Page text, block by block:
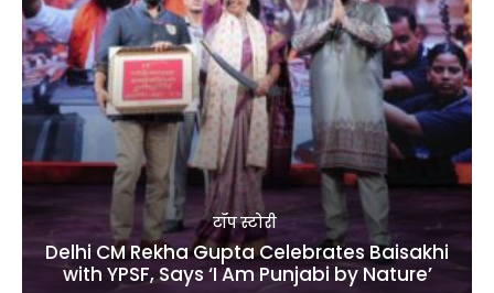
टॉप स्टोरी
Delhi CM Rekha Gupta Celebrates Baisakhi
with YPSF, Says ‘I Am Punjabi by Nature’